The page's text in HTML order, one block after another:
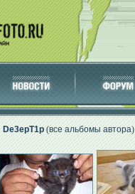
De3epT1p (все альбомы автора)